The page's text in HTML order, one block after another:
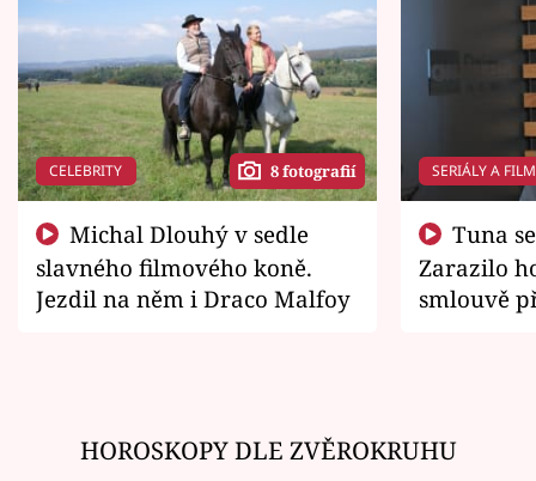
CELEBRITY 8 fotografií
slavného filmového koně.
Jezdil na něm i Draco Malfoy
SERIÁLY A
Zarazilo
smlouvě
HOROSKOPY DLE ZVĚROKRUHU